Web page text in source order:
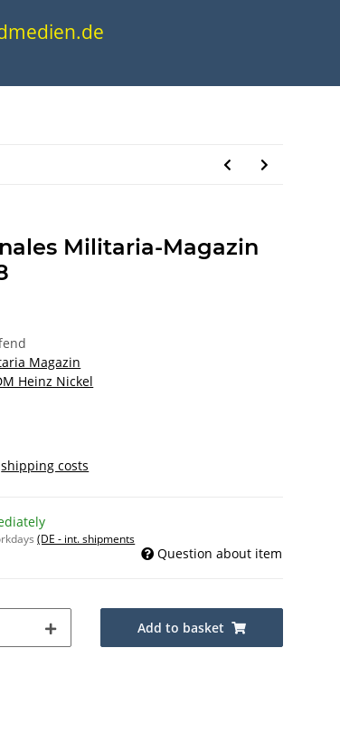
Militaria-Magazin
Magazin
Heinz Nickel
shipping costs
(DE - int. shipments
Question about item
Add to basket